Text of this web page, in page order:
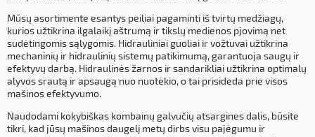
Mūsų asortimente esantys peiliai pagaminti iš tvirtų medžiagų,
kurios užtikrina ilgalaikį aštrumą ir tikslų medienos pjovimą net
sudėtingomis sąlygomis. Hidrauliniai guoliai ir vožtuvai užtikrina
mechaninių ir hidraulinių sistemų patikimumą, garantuoja saugų ir
efektyvų darbą. Hidraulinės žarnos ir sandarikliai užtikrina optimalų
alyvos srautą ir apsaugą nuo nuotėkio, o tai prisideda prie visos
mašinos efektyvumo.
Naudodami kokybiškas kombainų galvučių atsargines dalis, būsite
tikri, kad jūsų mašinos daugelį metų dirbs visu pajėgumu ir